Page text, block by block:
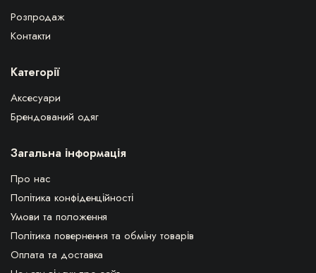
Розпродаж
Контакти
Категорії
Аксесуари
Брендований одяг
Загальна інформація
Про нас
Політика конфіденційності
Умови та положення
Політика повернення та обміну товарів
Оплата та доставка